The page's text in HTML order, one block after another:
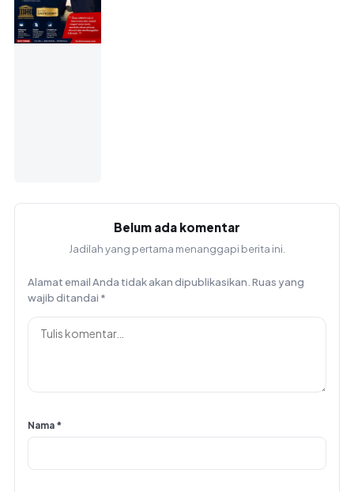
Belum ada komentar
Jadilah yang pertama menanggapi berita ini.
Alamat email Anda tidak akan dipublikasikan.Ruas yang
wajib ditandai *
Nama *